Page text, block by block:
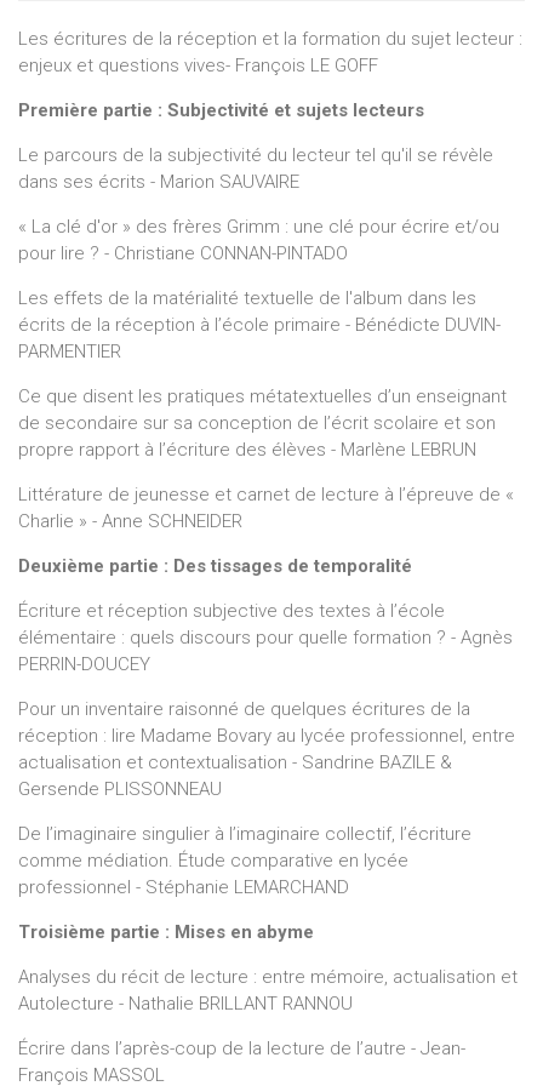
texte du lecteur. Ils témoignent, chacun à leur manière, de la
nécessité de penser l’enseignement de la littérature dans
émancipée des cadres rhétoriques du commentaire.
Les écritures de la réception et la formation du sujet lecteur :
enjeux et questions vives- François LE GOFF
Première partie : Subjectivité et sujets lecteurs
Le parcours de la subjectivité du lecteur tel qu'il se révèle
dans ses écrits - Marion SAUVAIRE
« La clé d'or » des frères Grimm : une clé pour écrire et/ou
pour lire ? - Christiane CONNAN-PINTADO
Les effets de la matérialité textuelle de l'album dans les
écrits de la réception à l’école primaire - Bénédicte DUVIN-
PARMENTIER
Ce que disent les pratiques métatextuelles d’un enseignant
de secondaire sur sa conception de l’écrit scolaire et son
propre rapport à l’écriture des élèves - Marlène LEBRUN
Littérature de jeunesse et carnet de lecture à l’épreuve de «
Charlie » - Anne SCHNEIDER
Deuxième partie : Des tissages de temporalité
Écriture et réception subjective des textes à l’école
élémentaire : quels discours pour quelle formation ? - Agnès
PERRIN-DOUCEY
Pour un inventaire raisonné de quelques écritures de la
réception : lire Madame Bovary au lycée professionnel, entre
actualisation et contextualisation - Sandrine BAZILE &
Gersende PLISSONNEAU
De l’imaginaire singulier à l’imaginaire collectif, l’écriture
comme médiation. Étude comparative en lycée
professionnel - Stéphanie LEMARCHAND
Troisième partie : Mises en abyme
Analyses du récit de lecture : entre mémoire, actualisation et
Autolecture - Nathalie BRILLANT RANNOU
Écrire dans l’après-coup de la lecture de l’autre - Jean-
François MASSOL